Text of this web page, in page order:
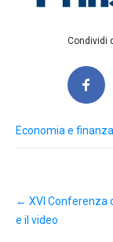
Condividi
Economia e finanza
navigation
← XVI Conferenza
e il video